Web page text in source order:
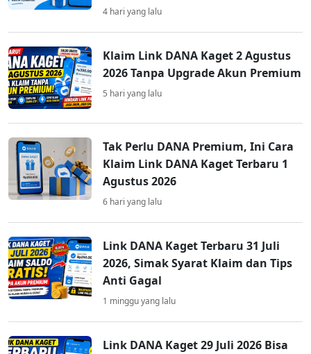
4 hari yang lalu
Klaim Link DANA Kaget 2 Agustus
2026 Tanpa Upgrade Akun Premium
5 hari yang lalu
Tak Perlu DANA Premium, Ini Cara
Klaim Link DANA Kaget Terbaru 1
Agustus 2026
6 hari yang lalu
Link DANA Kaget Terbaru 31 Juli
2026, Simak Syarat Klaim dan Tips
Anti Gagal
1 minggu yang lalu
Link DANA Kaget 29 Juli 2026 Bisa